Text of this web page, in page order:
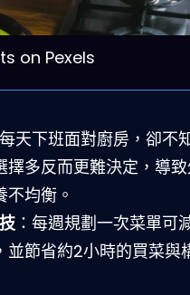
on Pexels
天下班面對廚房，卻不
擇多反而更難決定，導
均衡。
：每週規劃一次菜單可
並節省約2小時的買菜與